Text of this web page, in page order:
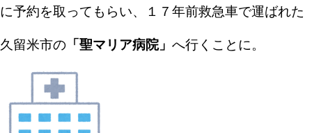
に予約を取ってもらい、１７年前救急車で運ばれた
久留米市の 「聖マリア病院」 へ行くことに。